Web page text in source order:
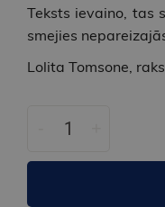
Teksts ievaino, tas
smejies
Lolita Tomsone,